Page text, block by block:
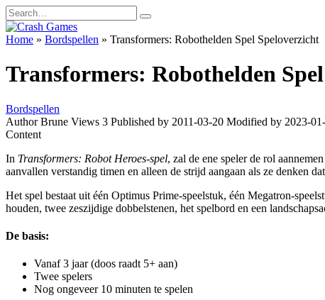
Skip
to
content
Search
for:
Home » Bordspellen » Transformers: Robothelden Spel Speloverzicht
Transformers: Robothelden
Bordspellen
Author Brune Views 3 Published by 2011-03-20 Modified by 2023-
Content
In Transformers: Robot Heroes-spel, zal de ene speler de rol
aanvallen verstandig timen en alleen de strijd aangaan als ze denken
Het spel bestaat uit één Optimus Prime-speelstuk, één Megatron-
houden, twee zeszijdige dobbelstenen, het spelbord en een
De basis:
Vanaf 3 jaar (doos raadt 5+ aan)
Twee spelers
Nog ongeveer 10 minuten te spelen